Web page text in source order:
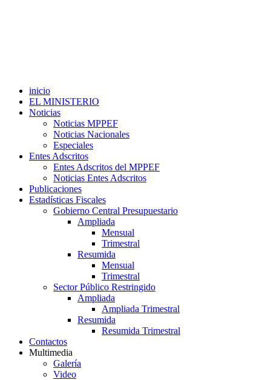
inicio
EL MINISTERIO
Noticias
Noticias MPPEF
Noticias Nacionales
Especiales
Entes Adscritos
Entes Adscritos del MPPEF
Noticias Entes Adscritos
Publicaciones
Estadísticas Fiscales
Gobierno Central Presupuestario
Ampliada
Mensual
Trimestral
Resumida
Mensual
Trimestral
Sector Público Restringido
Ampliada
Ampliada Trimestral
Resumida
Resumida Trimestral
Contactos
Multimedia
Galería
Video